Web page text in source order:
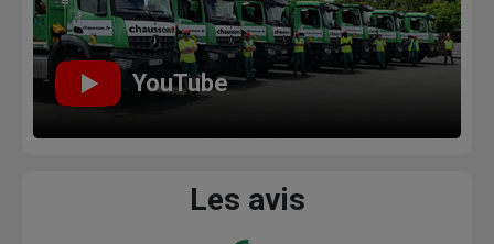
YouTube
Les avis